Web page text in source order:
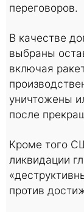
переговоров.
В качестве
выбраны
включая
уничтожены
после
Кроме того
ликвидации
против